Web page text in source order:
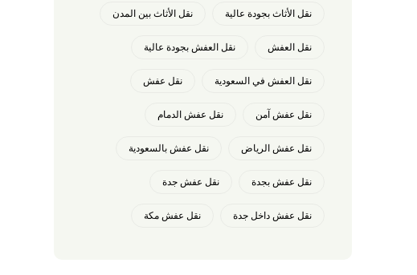
نقل الأثاث بجودة عالية نقل الأثاث بين المدن
نقل العفش نقل العفش بجودة عالية
نقل العفش في السعودية نقل عفش
نقل عفش آمن نقل عفش الدمام
نقل عفش الرياض نقل عفش بالسعودية
نقل عفش بجدة نقل عفش جدة
نقل عفش داخل جدة نقل عفش مكة